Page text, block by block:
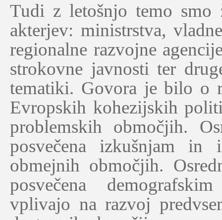
Tudi z letošnjo temo
akterjev: ministrstva,
regionalne razvojne
strokovne javnosti ter
tematiki. Govora je bilo o
Evropskih kohezijskih
problemskih območjih.
posvečena izkušnjam in
obmejnih območjih.
posvečena
vplivajo na razvoj